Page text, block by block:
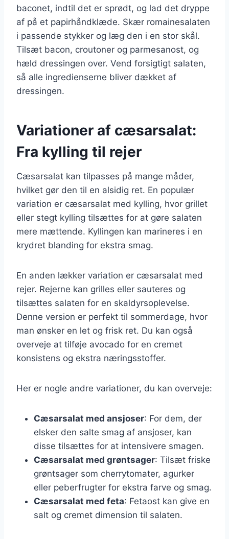
baconet, indtil det er sprødt, og lad det dryppe
af på et papirhåndklæde. Skær romainesalaten
i passende stykker og læg den i en stor skål.
Tilsæt bacon, croutoner og parmesanost, og
hæld dressingen over. Vend forsigtigt salaten,
så alle ingredienserne bliver dækket af
dressingen.
Variationer af cæsarsalat:
Fra kylling til rejer
Cæsarsalat kan tilpasses på mange måder,
hvilket gør den til en alsidig ret. En populær
variation er cæsarsalat med kylling, hvor grillet
eller stegt kylling tilsættes for at gøre salaten
mere mættende. Kyllingen kan marineres i en
krydret blanding for ekstra smag.
En anden lækker variation er cæsarsalat med
rejer. Rejerne kan grilles eller sauteres og
tilsættes salaten for en skaldyrsoplevelse.
Denne version er perfekt til sommerdage, hvor
man ønsker en let og frisk ret. Du kan også
overveje at tilføje avocado for en cremet
konsistens og ekstra næringsstoffer.
Her er nogle andre variationer, du kan overveje:
Cæsarsalat med ansjoser: For dem, der
elsker den salte smag af ansjoser, kan
disse tilsættes for at intensivere smagen.
Cæsarsalat med grøntsager: Tilsæt friske
grøntsager som cherrytomater, agurker
eller peberfrugter for ekstra farve og smag.
Cæsarsalat med feta: Fetaost kan give en
salt og cremet dimension til salaten.